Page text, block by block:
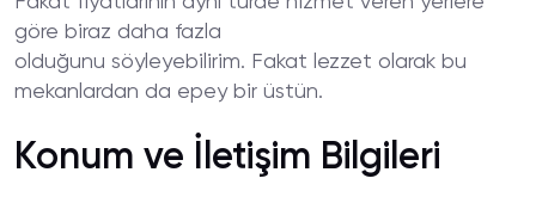
göre biraz daha fazla
olduğunu söyleyebilirim. Fakat lezzet olarak bu
mekanlardan da epey bir üstün.
Konum ve İletişim Bilgileri